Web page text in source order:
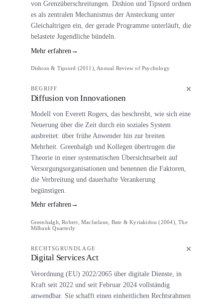
von Grenzüberschreitungen. Dishion und Tipsord ordnen
es als zentralen Mechanismus der Ansteckung unter
Gleichaltrigen ein, der gerade Programme unterläuft, die
belastete Jugendliche bündeln.
Mehr erfahren →
Dishion & Tipsord (2011), Annual Review of Psychology
BEGRIFF
Diffusion von Innovationen
Modell von Everett Rogers, das beschreibt, wie sich eine
Neuerung über die Zeit durch ein soziales System
ausbreitet: über frühe Anwender hin zur breiten
Mehrheit. Greenhalgh und Kollegen übertrugen die
Theorie in einer systematischen Übersichtsarbeit auf
Versorgungsorganisationen und benennen die Faktoren,
die Verbreitung und dauerhafte Verankerung
begünstigen.
Mehr erfahren→
Greenhalgh, Robert, Macfarlane, Bate & Kyriakidou (2004), The
Milbank Quarterly
RECHTSGRUNDLAGE
Digital Services Act
Verordnung (EU) 2022/2065 über digitale Dienste, in
Kraft seit 2022 und seit Februar 2024 vollständig
anwendbar. Sie schafft einen einheitlichen Rechtsrahmen